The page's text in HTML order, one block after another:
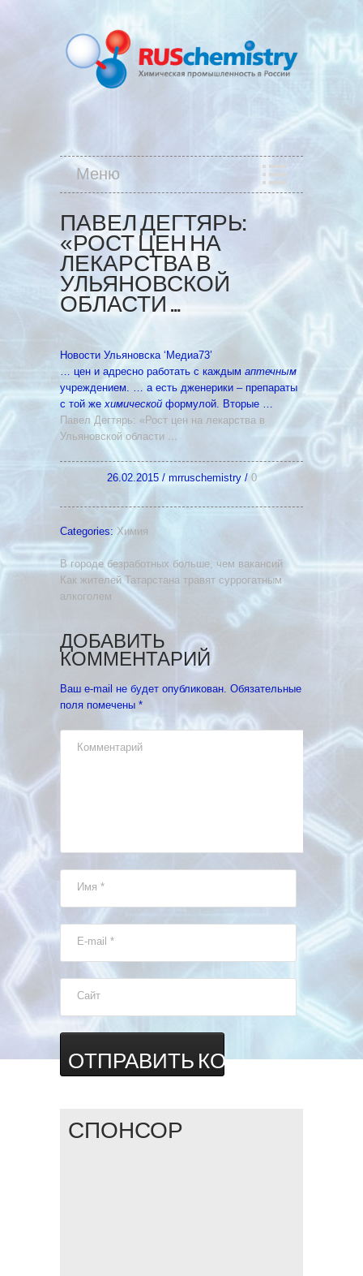
Меню
ПАВЕЛ ДЕГТЯРЬ:
«РОСТ ЦЕН НА
ЛЕКАРСТВА В
УЛЬЯНОВСКОЙ
ОБЛАСТИ …
Новости Ульяновска ‘Медиа73’
… цен и адресно работать с каждым аптечным
учреждением. … а есть дженерики – препараты
с той жехимической формулой. Вторые …
Павел Дегтярь: «Рост цен на лекарства в
Ульяновской области …
26.02.2015/ mrruschemistry/ 0
Categories: Химия
В городе безработных больше, чем вакансий
Как жителей Татарстана травят суррогатным
алкоголем
ДОБАВИТЬ
КОММЕНТАРИЙ
Ваш e-mail не будет опубликован. Обязательные
поля помечены *
Комментарий
Имя *
E-mail *
Сайт
СПОНСОР